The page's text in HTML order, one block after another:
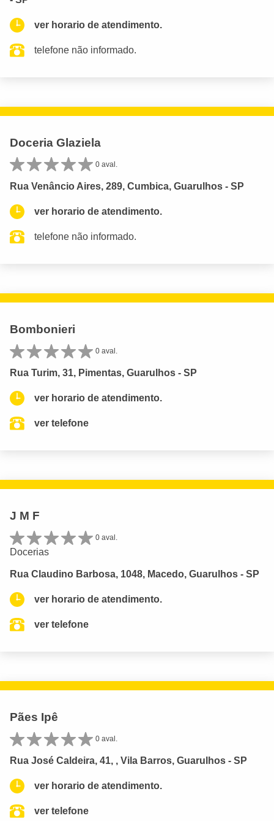
ver horario de atendimento.
telefone não informado.
Doceria Glaziela
0 aval.
Rua Venâncio Aires, 289, Cumbica, Guarulhos - SP
ver horario de atendimento.
telefone não informado.
Bombonieri
0 aval.
Rua Turim, 31, Pimentas, Guarulhos - SP
ver horario de atendimento.
ver telefone
J M F
0 aval.
Docerias
Rua Claudino Barbosa, 1048, Macedo, Guarulhos - SP
ver horario de atendimento.
ver telefone
Pães Ipê
0 aval.
Rua José Caldeira, 41, , Vila Barros, Guarulhos - SP
ver horario de atendimento.
ver telefone